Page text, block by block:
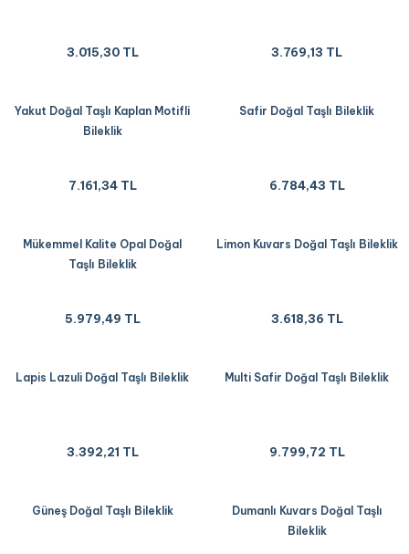
3.015,30 TL 3.769,13 TL
Yakut Doğal Taşlı Kaplan Motifli
Bileklik
7.161,34 TL
Safir Doğal Taşlı Bileklik
6.784,43 TL
Mükemmel Kalite Opal Doğal
Taşlı Bileklik
5.979,49 TL
Limon Kuvars Doğal Taşlı Bileklik
3.618,36 TL
Lapis Lazuli Doğal Taşlı Bileklik
3.392,21 TL
Multi Safir Doğal Taşlı Bileklik
9.799,72 TL
Güneş Doğal Taşlı Bileklik
Dumanlı Kuvars Doğal Taşlı
Bileklik